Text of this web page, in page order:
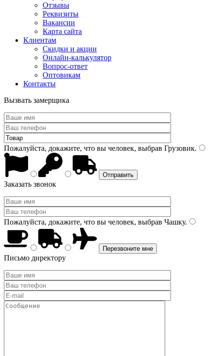
Отзывы
Реквизиты
Вакансии
Карта сайта
Клиентам
Скидки и акции
Онлайн-калькулятор
Вопрос-ответ
Оптовикам
Контакты
Вызвать замерщика
Пожалуйста, докажите, что вы человек, выбрав Грузовик.
Заказать звонок
Пожалуйста, докажите, что вы человек, выбрав Чашку.
Письмо директору